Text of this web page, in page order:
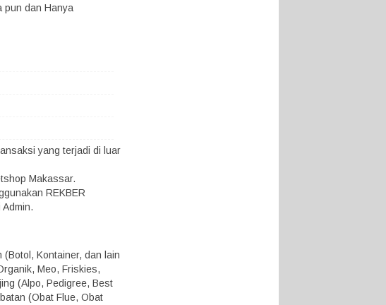
pun dan Hanya
yang terjadi di luar
Makassar.
REKBER
(Botol, Kontainer, dan lain
Meo, Friskies,
(Alpo, Pedigree, Best
(Obat Flue, Obat